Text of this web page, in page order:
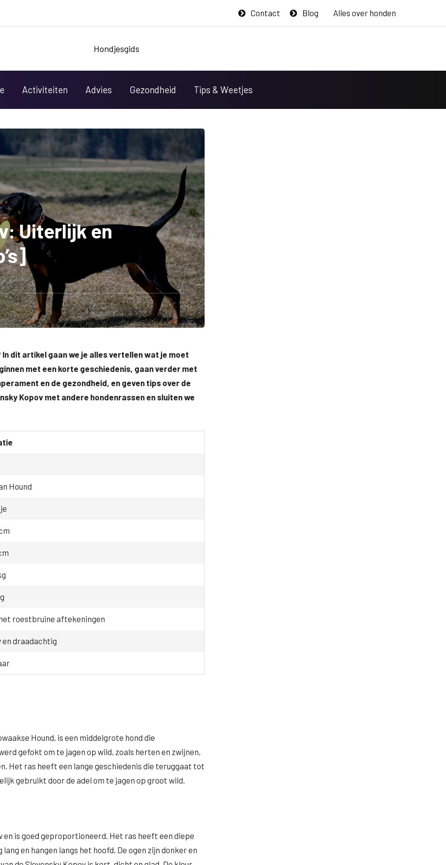
Blog
Contact Alles over honden
Hondjesgids
Activiteiten Advies Gezondheid Tips & Weetjes
Uiterlijk en
dit artikel gaan we je alles vertellen wat je moet
met een korte geschiedenis, gaan verder met
en de gezondheid, en geven tips over de
Kopov met andere hondenrassen en sluiten we
Hound
roestbruine aftekeningen
en draadachtig
Hound, is een middelgrote hond die
gefokt om te jagen op wild, zoals herten en zwijnen,
Het ras heeft een lange geschiedenis die teruggaat tot
gebruikt door de adel om te jagen op groot wild.
is goed geproportioneerd. Het ras heeft een diepe
en hangen langs het hoofd. De ogen zijn donker en